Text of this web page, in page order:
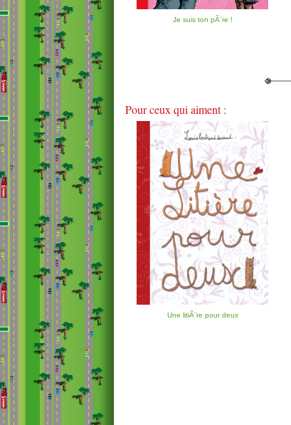
Je suis ton pÃ¨re !
Pour ceux qui aiment :
Une litiÃ¨re pour deux